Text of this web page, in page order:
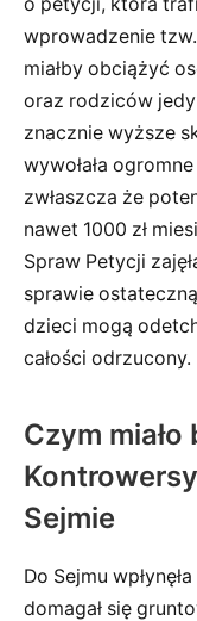
o petycji, która
wprowadzenie
miałby obciążyć
oraz rodziców
znacznie wyższe
wywołała
zwłaszcza że
nawet 1000 zł
Spraw Petycji
sprawie
dzieci mogą
całości odrzucony.
Czym miało
Sejmie
Do Sejmu
domagał się